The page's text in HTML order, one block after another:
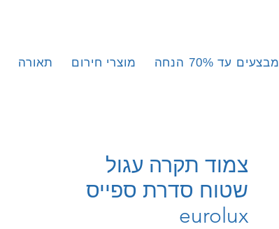
תאורה מוצרי חירום מבצעים עד 70% הנחה
צמוד תקרה עגול
שטוח סדרת ספייס
eurolux